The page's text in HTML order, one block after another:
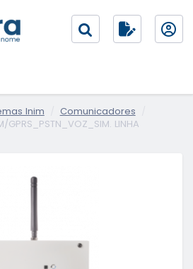
Inim
Comunicadores
LINHA